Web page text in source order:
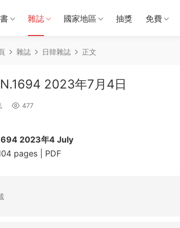
雜誌 國家地區 抽獎 免費
雜誌 日韓雜誌 正文
2023年7月4日
477
2023年4 July
pages | PDF